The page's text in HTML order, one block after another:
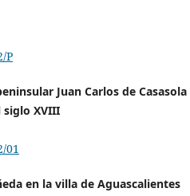
P
Juan Carlos de Casasola
siglo XVIII
01
en la villa de Aguascalientes